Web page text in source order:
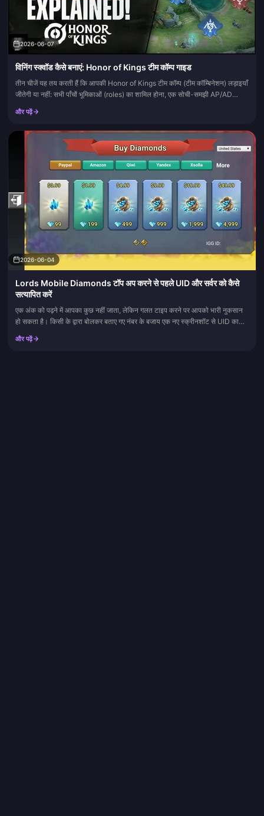
2026-06-07
विनिंग स्क्वॉड कैसे बनाएं: Honor of Kings टीम कॉम्प गाइड
तीन चीजें यह तय करती हैं कि आपकी Honor of Kings टीम कॉम्प (टीम कॉम्बिनेशन) लड़ाइयाँ
जीतेगी या नहीं: सभी पाँचों भूमिकाओं (roles) का शामिल होना, एक सोची-समझी AP/AD
विभाजित क्षति (damage split), और कम...
और पढ़ें
2026-06-04
Lords Mobile Diamonds टॉप अप करने से पहले UID और सर्वर को कैसे
सत्यापित करें
एक अंक को पढ़ने में आपका कुछ नहीं जाता, लेकिन गलत टाइप करने पर आपको भारी नुकसान
हो सकता है। किसी के द्वारा बोलकर बताए गए नंबर के बजाय एक नए स्क्रीनशॉट से UID का
मिलान करें, और आप इस पूरी सूची की उस...
और पढ़ें